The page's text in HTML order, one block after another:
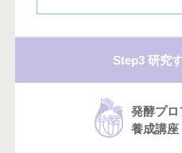
Step3 研究
発酵プロ
養成講座